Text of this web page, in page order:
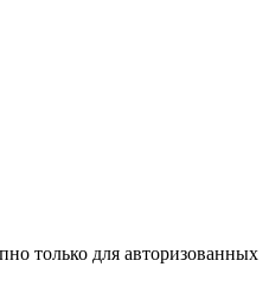
только для авторизованных